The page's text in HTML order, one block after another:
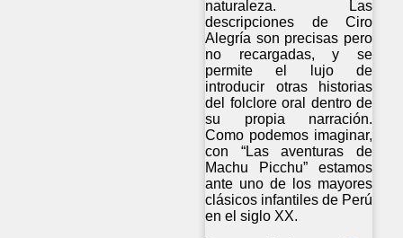
naturaleza. Las
descripciones de Ciro
Alegría son precisas pero
no recargadas, y se
permite el lujo de
introducir otras historias
del folclore oral dentro de
su propia narración.
Como podemos imaginar,
con “Las aventuras de
Machu Picchu” estamos
ante uno de los mayores
clásicos infantiles de Perú
en el siglo XX.